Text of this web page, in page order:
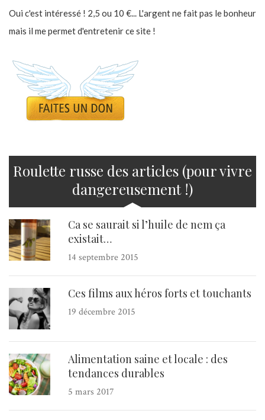
Oui c'est intéressé ! 2,5 ou 10 €... L'argent ne fait pas le bonheur
mais il me permet d'entretenir ce site !
Roulette russe des articles (pour vivre
dangereusement !)
Ca se saurait si l’huile de nem ça
existait…
14 septembre 2015
Ces films aux héros forts et touchants
19 décembre 2015
Alimentation saine et locale : des
tendances durables
5 mars 2017